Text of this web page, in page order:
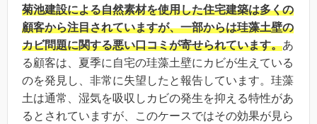
菊池建設による自然素材を使用した住宅建築は多くの
顧客から注目されていますが、一部からは珪藻土壁の
カビ問題に関する悪い口コミが寄せられています。あ
る顧客は、夏季に自宅の珪藻土壁にカビが生えている
のを発見し、非常に失望したと報告しています。珪藻
土は通常、湿気を吸収しカビの発生を抑える特性があ
るとされていますが、このケースではその効果が見ら